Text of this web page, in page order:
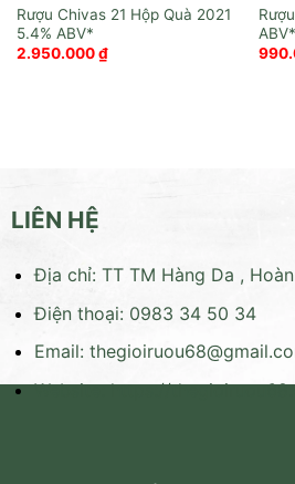
Rượu Chivas 21 Hộp Quà 2021
2.950.000₫
LIÊN HỆ
Địa chỉ: TT TM Hàng Da ,
Điện thoại: 0983 34 50 34
Email:
Website:https://